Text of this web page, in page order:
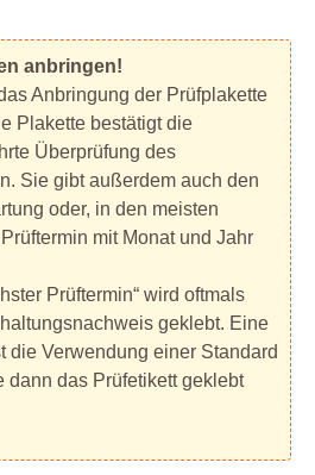
anbringen!
Anbringung der Prüfplakette
Plakette bestätigt die
Überprüfung des
Sie gibt außerdem auch den
oder, in den meisten
mit Monat und Jahr
Prüftermin“ wird oftmals
geklebt. Eine
die Verwendung einer Standard
dann das Prüfetikett geklebt